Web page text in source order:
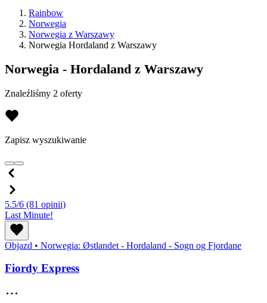
Rainbow
Norwegia
Norwegia z Warszawy
Norwegia Hordaland z Warszawy
Norwegia - Hordaland z Warszawy
Znaleźliśmy 2 oferty
Zapisz wyszukiwanie
5.5/6 (81 opinii)
Last Minute!
Objazd • Norwegia: Østlandet - Hordaland - Sogn og Fjordane
Fiordy Express